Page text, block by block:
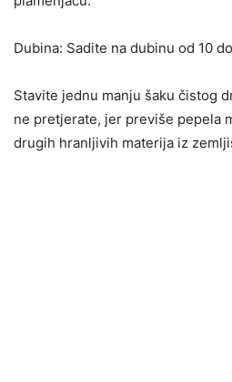
Dubina: Sadite na dubinu od 10
Stavite jednu manju šaku čistog
ne pretjerate, jer previše pepela
drugih hranljivih materija iz